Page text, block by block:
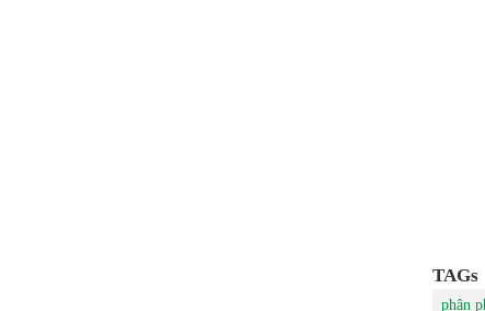
TAGs
phân